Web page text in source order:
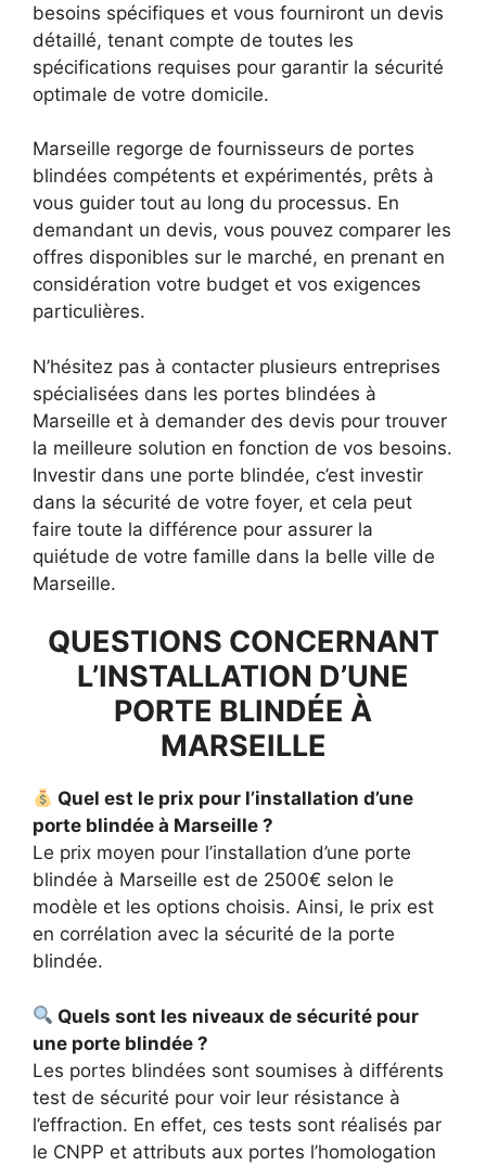
besoins spécifiques et vous fourniront un devis
détaillé, tenant compte de toutes les
spécifications requises pour garantir la sécurité
optimale de votre domicile.
Marseille regorge de fournisseurs de portes
blindées compétents et expérimentés, prêts à
vous guider tout au long du processus. En
demandant un devis, vous pouvez comparer les
offres disponibles sur le marché, en prenant en
considération votre budget et vos exigences
particulières.
N’hésitez pas à contacter plusieurs entreprises
spécialisées dans les portes blindées à
Marseille et à demander des devis pour trouver
la meilleure solution en fonction de vos besoins.
Investir dans une porte blindée, c’est investir
dans la sécurité de votre foyer, et cela peut
faire toute la différence pour assurer la
quiétude de votre famille dans la belle ville de
Marseille.
QUESTIONS CONCERNANT
L’INSTALLATION D’UNE
PORTE BLINDÉE À
MARSEILLE
Quel est le prix pour l’installation d’une
porte blindée à Marseille ?
Le prix moyen pour l’installation d’une porte
blindée à Marseille est de 2500€ selon le
modèle et les options choisis. Ainsi, le prix est
en corrélation avec la sécurité de la porte
blindée.
Quels sont les niveaux de sécurité pour
une porte blindée ?
Les portes blindées sont soumises à différents
test de sécurité pour voir leur résistance à
l’effraction. En effet, ces tests sont réalisés par
le CNPP et attributs aux portes l’homologation